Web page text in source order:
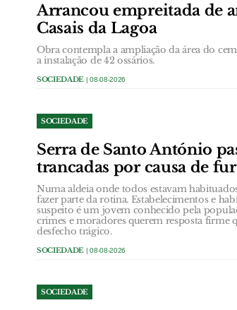
Arrancou empreitada de
Casais da Lagoa
Obra contempla a ampliação da área do
a instalação de 42 ossários.
SOCIEDADE | 08-08-2026
SOCIEDADE
Serra de Santo António
trancadas por causa de
Numa aldeia onde todos estavam
fazer parte da rotina. Estabelecimentos e
suspeito é um jovem conhecido pela
crimes e moradores querem resposta firme
desfecho trágico.
SOCIEDADE | 08-08-2026
SOCIEDADE